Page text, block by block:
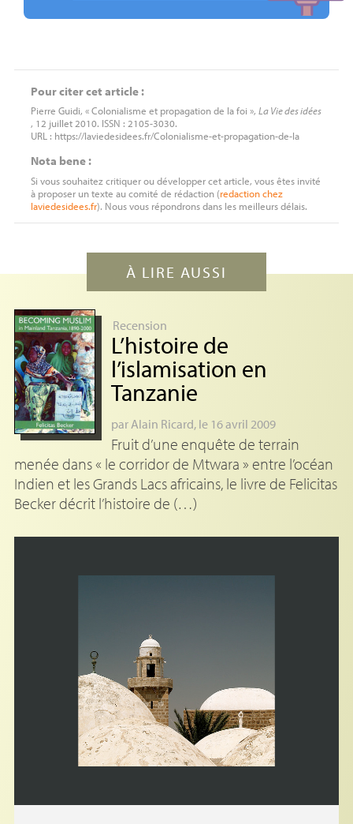
Pour citer cet article :
Pierre Guidi, « Colonialisme et propagation de la foi », La Vie des idées
, 12 juillet 2010. ISSN : 2105-3030.
URL : https://laviedesidees.fr/Colonialisme-et-propagation-de-la
Nota bene :
Si vous souhaitez critiquer ou développer cet article, vous êtes invité
à proposer un texte au comité de rédaction (redactionchez
laviedesidees.fr). Nous vous répondrons dans les meilleurs délais.
À LIRE AUSSI
Recension
L’histoire de
l’islamisation en
Tanzanie
parAlain Ricard, le 16 avril 2009
Fruit d’une enquête de terrain
menée dans « le corridor de Mtwara » entre l’océan
Indien et les Grands Lacs africains, le livre de Felicitas
Becker décrit l’histoire de (…)